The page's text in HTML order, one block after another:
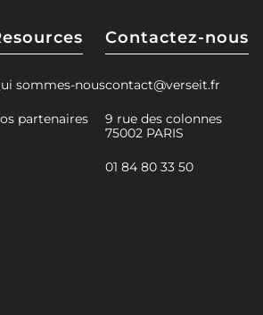
sommes-nous
partenaires
Contactez-nous
contact@verseit.fr
9 rue des colonnes
75002 PARIS
01 84 80 33 50